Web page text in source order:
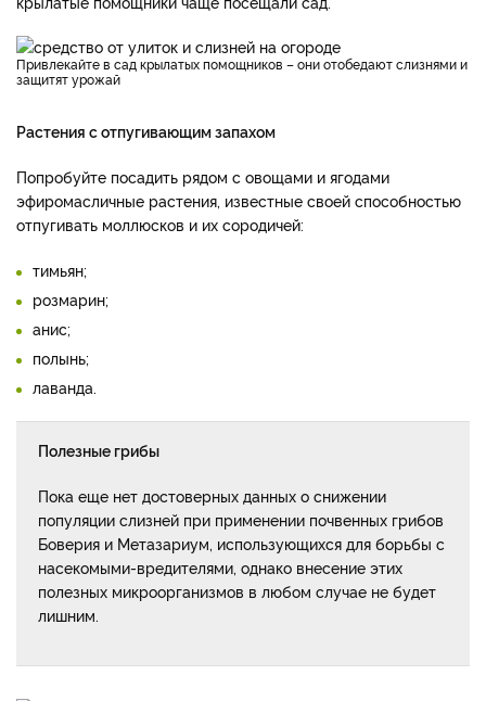
Привлекайте в сад крылатых помощников – они отобедают слизнями и
защитят урожай
Растения с отпугивающим запахом
Попробуйте посадить рядом с овощами и ягодами
эфиромасличные растения, известные своей способностью
отпугивать моллюсков и их сородичей:
тимьян;
розмарин;
анис;
полынь;
лаванда.
Полезные грибы
Пока еще нет достоверных данных о снижении
популяции слизней при применении почвенных грибов
Боверия и Метазариум, использующихся для борьбы с
насекомыми-вредителями, однако внесение этих
полезных микроорганизмов в любом случае не будет
лишним.